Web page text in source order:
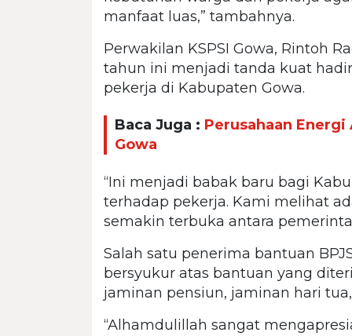
manfaat luas,” tambahnya.
Perwakilan KSPSI Gowa, Rintoh
tahun ini menjadi tanda kuat
pekerja di Kabupaten Gowa.
Baca Juga : Perusahaan
Gowa
“Ini menjadi babak baru bagi
terhadap pekerja. Kami melihat
semakin terbuka antara
Salah satu penerima bantuan
bersyukur atas bantuan yang
jaminan pensiun, jaminan hari
“Alhamdulillah sangat